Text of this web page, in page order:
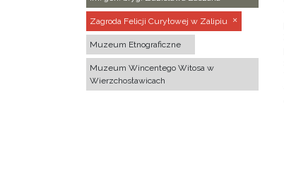
Zagroda Felicji Curyłowej w Zalipiu
Muzeum Etnograficzne
Muzeum Wincentego Witosa w
Wierzchosławicach